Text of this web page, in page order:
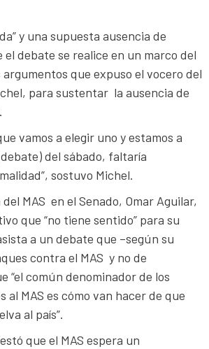
y una supuesta ausencia de
debate se realice en un marco del
que expuso el vocero del
para sustentar la ausencia de
vamos a elegir uno y estamos a
del sábado, faltaría
sostuvo Michel.
MAS en el Senado, Omar Aguilar,
que “no tiene sentido” para su
a un debate que –según su
contra el MAS y no de
“el común denominador de los
al MAS es cómo van hacer de que
al país”.
que el MAS espera un